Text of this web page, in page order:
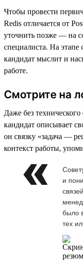
Чтобы провести
Redis отличается от
уточнить позже — на
специалиста. На этапе
кандидат мыслит и
работе.
Смотрите на
Даже без
кандидат описывает
он связку «задача —
контекст работы,
и
было
тех